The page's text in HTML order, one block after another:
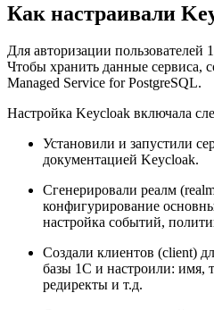
Как настраивали
Для авторизации пользователей
Чтобы хранить данные сервиса,
Managed Service for PostgreSQL.
Настройка Keycloak включала
Установили и запустили
документацией Keycloak.
Сгенерировали реалм
конфигурирование
настройка событий,
Создали клиентов (client)
базы 1С и настроили: имя,
редиректы и т.д.